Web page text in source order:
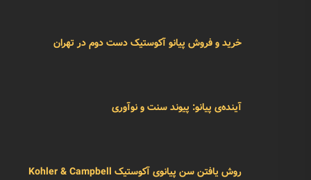
چگونه تشخیص دهیم یک پیانوی آکوستیک ریفربیش
شده است؟
خرید و فروش پیانو آکوستیک دست دوم در تهران